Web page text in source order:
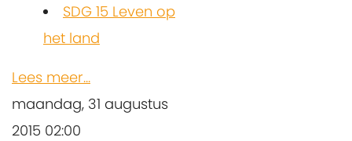
SDG 15 Leven op
het land
Lees meer...
maandag, 31 augustus
2015 02:00